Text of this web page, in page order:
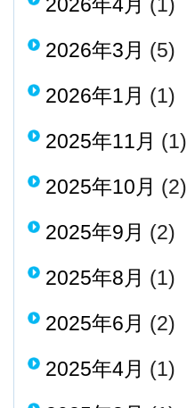
2026年4月 (1)
2026年3月 (5)
2026年1月 (1)
2025年11月 (1)
2025年10月 (2)
2025年9月 (2)
2025年8月 (1)
2025年6月 (2)
2025年4月 (1)